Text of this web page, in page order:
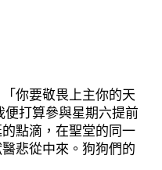
你要敬畏上主你的天
便打算參與星期六提前
點滴，在聖堂的同一
悲從中來。狗狗們的